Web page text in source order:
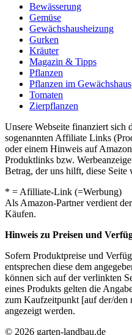
Bewässerung
Gemüse
Gewächshausheizung
Gurken
Kräuter
Magazin & Tipps
Pflanzen
Pflanzen im Gewächshaus
Tomaten
Zierpflanzen
Unsere Webseite finanziert sich
sogenannten Affiliate Links
oder einem Hinweis auf
Produktlinks bzw.
Betrag, der uns hilft, diese Seite
* = Afilliate-Link (=Werbung)
Als Amazon-Partner verdient
Käufen.
Hinweis zu Preisen und
Sofern Produktpreise und
entsprechen diese dem
können sich auf der verlinkten
eines Produkts gelten die
zum Kaufzeitpunkt [auf der/den
angezeigt werden.
© 2026 garten-landbau.de